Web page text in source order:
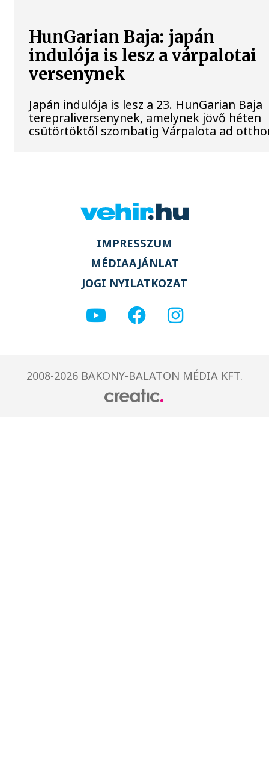
HunGarian Baja: japán
indulója is lesz a várpalotai
versenynek
Japán indulója is lesz a 23. HunGarian Baja
terepraliversenynek, amelynek jövő héten
csütörtöktől szombatig Várpalota ad
IMPRESSZUM
MÉDIAAJÁNLAT
JOGI NYILATKOZAT
2008-2026 BAKONY-BALATON MÉDIA KFT.